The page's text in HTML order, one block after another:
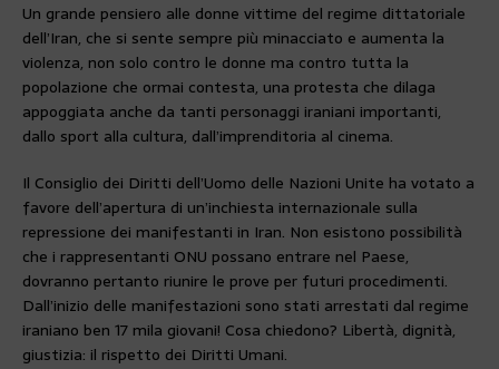
Un grande pensiero alle donne vittime del regime dittatoriale
dell’Iran, che si sente sempre più minacciato e aumenta la
violenza, non solo contro le donne ma contro tutta la
popolazione che ormai contesta, una protesta che dilaga
appoggiata anche da tanti personaggi iraniani importanti,
dallo sport alla cultura, dall’imprenditoria al cinema.
Il Consiglio dei Diritti dell’Uomo delle Nazioni Unite ha votato a
favore dell’apertura di un’inchiesta internazionale sulla
repressione dei manifestanti in Iran. Non esistono possibilità
che i rappresentanti ONU possano entrare nel Paese,
dovranno pertanto riunire le prove per futuri procedimenti.
Dall’inizio delle manifestazioni sono stati arrestati dal regime
iraniano ben 17 mila giovani! Cosa chiedono? Libertà, dignità,
giustizia: il rispetto dei Diritti Umani.